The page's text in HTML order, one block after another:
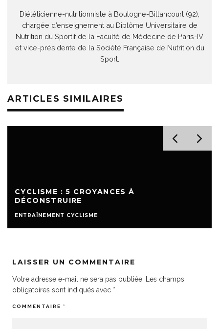
Diététicienne-nutritionniste à Boulogne-Billancourt (92),
chargée d’enseignement au Diplôme Universitaire de
Nutrition du Sportif de la Faculté de Médecine de Paris-IV
et vice-présidente de la Société Française de Nutrition du
Sport.
ARTICLES SIMILAIRES
CYCLISME : 5 CROYANCES À
DÉCONSTRUIRE
ENTRAÎNEMENT CYCLISME
LAISSER UN COMMENTAIRE
Votre adresse e-mail ne sera pas publiée.
Les champs
obligatoires sont indiqués avec *
COMMENTAIRE *